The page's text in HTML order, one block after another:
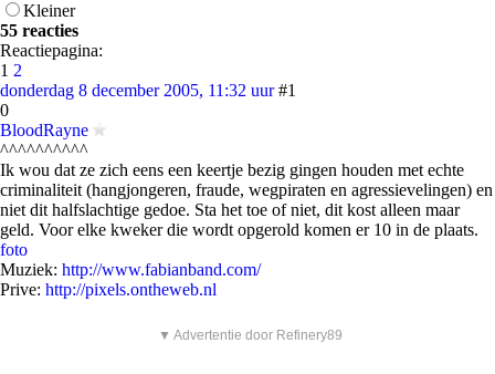
Kleiner
55 reacties
Reactiepagina:
1 2
donderdag 8 december 2005, 11:32 uur #1
0
BloodRayne
^^^^^^^^^^
Ik wou dat ze zich eens een keertje bezig gingen houden met echte
criminaliteit (hangjongeren, fraude, wegpiraten en agressievelingen) en
niet dit halfslachtige gedoe. Sta het toe of niet, dit kost alleen maar
geld. Voor elke kweker die wordt opgerold komen er 10 in de plaats.
foto
Muziek: http://www.fabianband.com/
Prive: http://pixels.ontheweb.nl
▼ Advertentie door Refinery89